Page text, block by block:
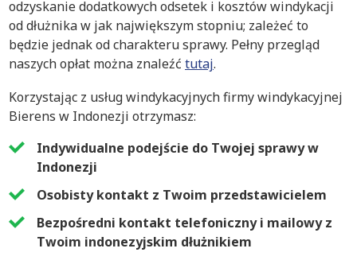
odzyskanie dodatkowych odsetek i kosztów windykacji
od dłużnika w jak największym stopniu; zależeć to
będzie jednak od charakteru sprawy. Pełny przegląd
naszych opłat można znaleźć tutaj.
Korzystając z usług windykacyjnych firmy windykacyjnej
Bierens w Indonezji otrzymasz:
Indywidualne podejście do Twojej sprawy w
Indonezji
Osobisty kontakt z Twoim przedstawicielem
Bezpośredni kontakt telefoniczny i mailowy z
Twoim indonezyjskim dłużnikiem